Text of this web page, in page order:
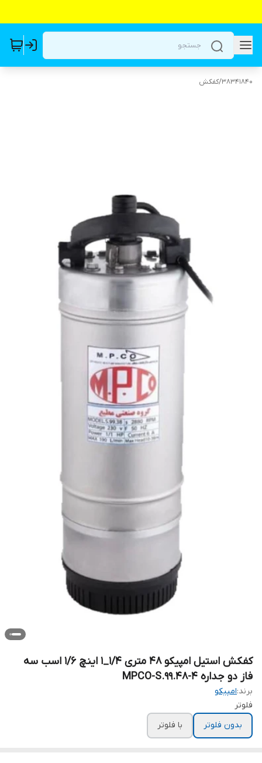
38341840
/کفکش
کفکش استیل امپیکو 48 متری 1/4_1 اینچ 1/6 اسب سه
فاز دو جداره MPCO-S.99.48-4
برند:امپیکو
فلوتر
بدون فلوتر
با فلوتر